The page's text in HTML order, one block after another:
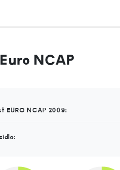
NCAP
EURO NCAP 2009: